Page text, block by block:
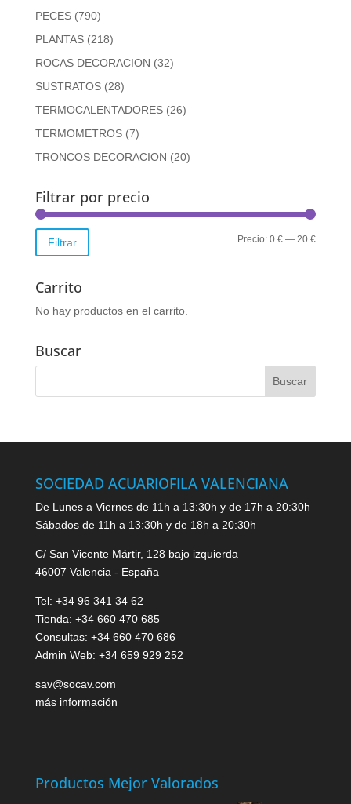
PECES (790)
PLANTAS (218)
ROCAS DECORACION (32)
SUSTRATOS (28)
TERMOCALENTADORES (26)
TERMOMETROS (7)
TRONCOS DECORACION (20)
Filtrar por precio
Precio
Precio
Filtrar Precio:0 € —20 €
Carrito
No hay productos en el carrito.
Buscar
SOCIEDAD ACUARIOFILA VALENCIANA
De Lunes a Viernes de 11h a 13:30h y de 17h a 20:30h
Sábados de 11h a 13:30h y de 18h a 20:30h
C/ San Vicente Mártir, 128 bajo izquierda
46007 Valencia - España
Tel: +34 96 341 34 62
Tienda: +34 660 470 685
Consultas: +34 660 470 686
Admin Web: +34 659 929 252
sav@socav.com
más información
Productos Mejor Valorados